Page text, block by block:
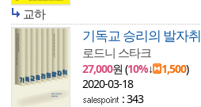
교하
기독교 승리의 발자취
로드니 스타크
27,000원 (10%↓ 1,500)
2020-03-18
: 343